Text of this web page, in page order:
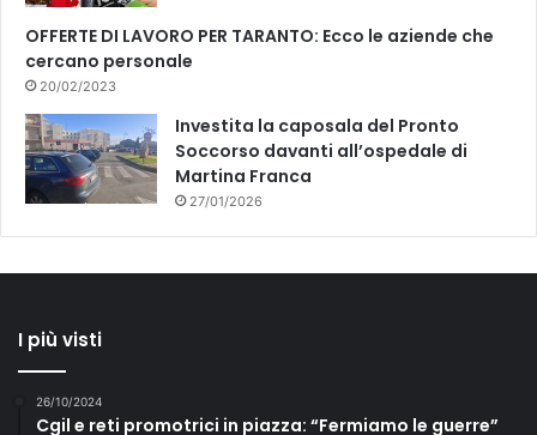
OFFERTE DI LAVORO PER TARANTO: Ecco le aziende che
cercano personale
20/02/2023
Investita la caposala del Pronto
Soccorso davanti all’ospedale di
Martina Franca
27/01/2026
I più visti
26/10/2024
Cgil e reti promotrici in piazza: “Fermiamo le guerre”